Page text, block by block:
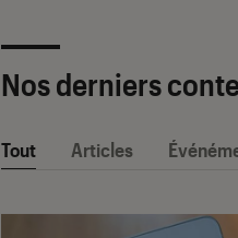
Nos derniers
Tout Articles